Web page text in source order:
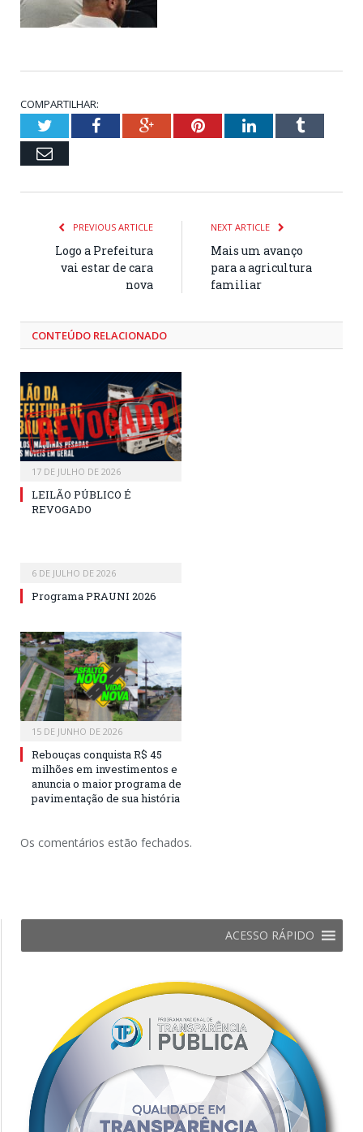
COMPARTILHAR:
TwitterFacebookGoogle+PinterestLinkedInTumblr
Email
PREVIOUS ARTICLE
Logo a Prefeitura
vai estar de cara
nova
NEXT ARTICLE
Mais um avanço
para a agricultura
familiar
CONTEÚDO RELACIONADO
17 DE JULHO DE 2026
LEILÃO PÚBLICO É
REVOGADO
6 DE JULHO DE 2026
Programa PRAUNI 2026
15 DE JUNHO DE 2026
Rebouças conquista R$ 45
milhões em investimentos e
anuncia o maior programa de
pavimentação de sua história
Os comentários estão fechados.
ACESSO RÁPIDO